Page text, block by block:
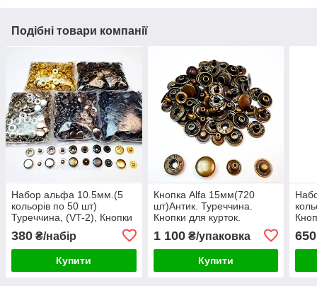
Подібні товари компанії
Набор альфа 10.5мм.(5
кольорів по 50 шт)
Туреччина, (VT-2), Кнопки
380 ₴/набір
Купити
Кнопка Alfa 15мм(720
шт)Антик. Туреччина.
Кнопки для курток.
Швейна фурнітура кнопки
для одягу
1 100₴/упаковка
Купити
650